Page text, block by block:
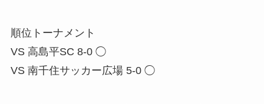
順位トーナメント
VS 高島平SC 8-0 ◯
VS 南千住サッカー広場 5-0 ◯